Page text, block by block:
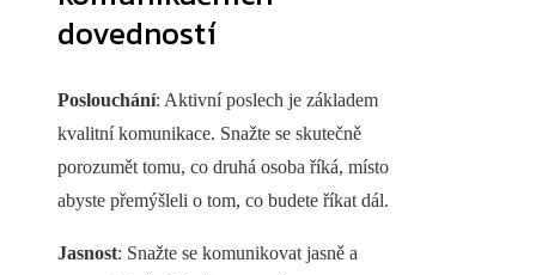
dovedností
Poslouchání: Aktivní poslech je základem
kvalitní komunikace. Snažte se skutečně
porozumět tomu, co druhá osoba říká, místo
abyste přemýšleli o tom, co budete říkat dál.
Jasnost: Snažte se komunikovat jasně a